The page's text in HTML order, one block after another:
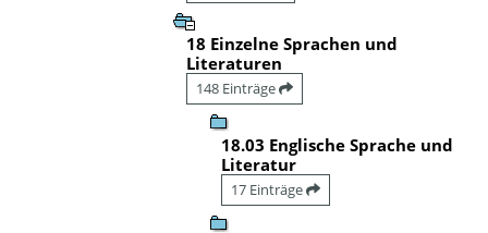
18 Einzelne Sprachen und
Literaturen
148 Einträge
18.03 Englische Sprache und
Literatur
17 Einträge